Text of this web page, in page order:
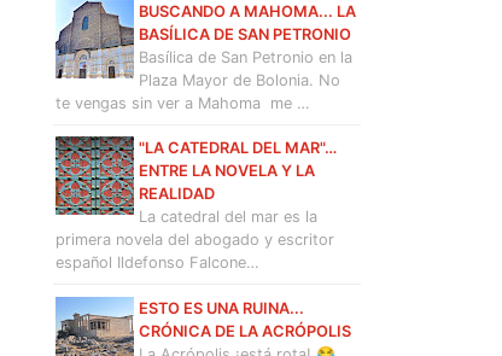
BUSCANDO A MAHOMA... LA
BASÍLICA DE SAN PETRONIO
Basílica de San Petronio en la
Plaza Mayor de Bolonia. No
te vengas sin ver a Mahoma me …
"LA CATEDRAL DEL MAR"…
ENTRE LA NOVELA Y LA
REALIDAD
La catedral del mar es la
primera novela del abogado y escritor
español Ildefonso Falcone…
ESTO ES UNA RUINA...
CRÓNICA DE LA ACRÓPOLIS